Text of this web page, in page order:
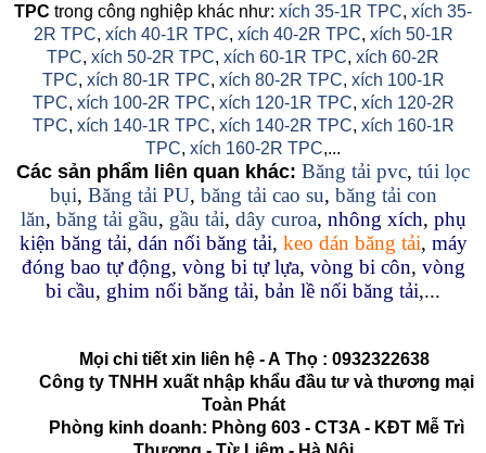
TPC trong công nghiệp khác như: xích 35-1R TPC, xích 35-
2R TPC, xích 40-1R TPC, xích 40-2R TPC, xích 50-1R
TPC, xích 50-2R TPC, xích 60-1R TPC, xích 60-2R
TPC, xích 80-1R TPC, xích 80-2R TPC, xích 100-1R
TPC, xích 100-2R TPC, xích 120-1R TPC, xích 120-2R
TPC, xích 140-1R TPC, xích 140-2R TPC, xích 160-1R
TPC, xích 160-2R TPC,...
Các sản phẩm liên quan khác: Băng tải pvc, túi lọc
bụi, Băng tải PU, băng tải cao su, băng tải con
lăn, băng tải gầu, gầu tải, dây curoa, nhông xích, phụ
kiện băng tải, dán nối băng tải, keo dán băng tải, máy
đóng bao tự động, vòng bi tự lựa, vòng bi côn, vòng
bi cầu, ghim nối băng tải, bản lề nối băng tải,...
Mọi chi tiết xin liên hệ - A Thọ : 0932322638
Công ty TNHH xuất nhập khẩu đầu tư và thương mại
Toàn Phát
Phòng kinh doanh: Phòng 603 - CT3A - KĐT Mễ Trì